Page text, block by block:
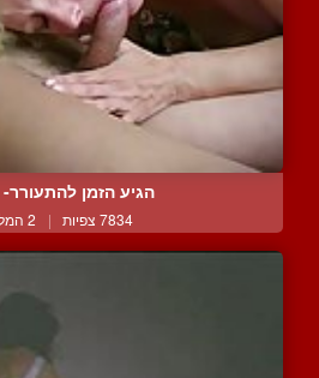
הגיע הזמן להתעורר-
7834 צפיות | 2 המלצות